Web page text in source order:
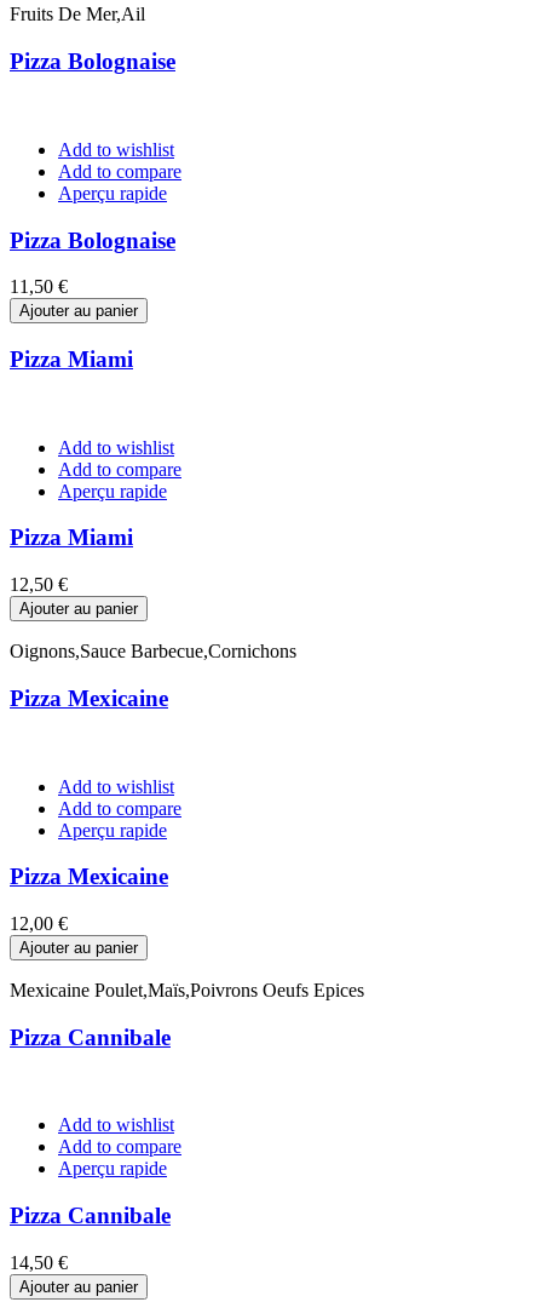
Fruits De Mer,Ail
Pizza Bolognaise
Add to wishlist
Add to compare
Aperçu rapide
Pizza Bolognaise
Prix
11,50 €
Ajouter au panier
Pizza Miami
Add to wishlist
Add to compare
Aperçu rapide
Pizza Miami
Prix
12,50 €
Ajouter au panier
Oignons,Sauce Barbecue,Cornichons
Pizza Mexicaine
Add to wishlist
Add to compare
Aperçu rapide
Pizza Mexicaine
Prix
12,00 €
Ajouter au panier
Mexicaine Poulet,Maïs,Poivrons Oeufs Epices
Pizza Cannibale
Add to wishlist
Add to compare
Aperçu rapide
Pizza Cannibale
Prix
14,50 €
Ajouter au panier